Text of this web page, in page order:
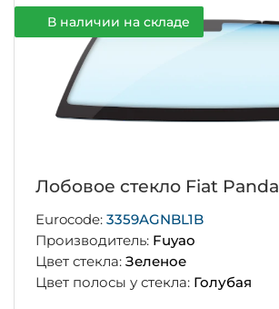
В наличии на складе
Лобовое стекло Fiat Panda
Eurocode: 3359AGNBL1B
Производитель: Fuyao
Цвет стекла: Зеленое
Цвет полосы у стекла: Голубая